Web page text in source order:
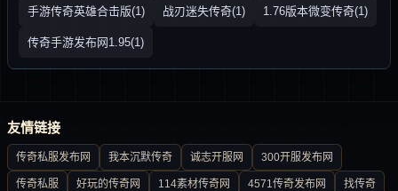
手游传奇英雄合击版(1) 战刃迷失传奇(1) 1.76版本微变传奇(1)
传奇手游发布网1.95(1)
友情链接
传奇私服发布网 我本沉默传奇 诚志开服网 300开服发布网
传奇私服 好玩的传奇网 114素材传奇网 4571传奇发布网 找传奇